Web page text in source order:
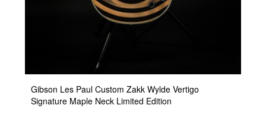
Gibson Les Paul Custom Zakk Wylde Vertigo
Signature Maple Neck Limited Edition